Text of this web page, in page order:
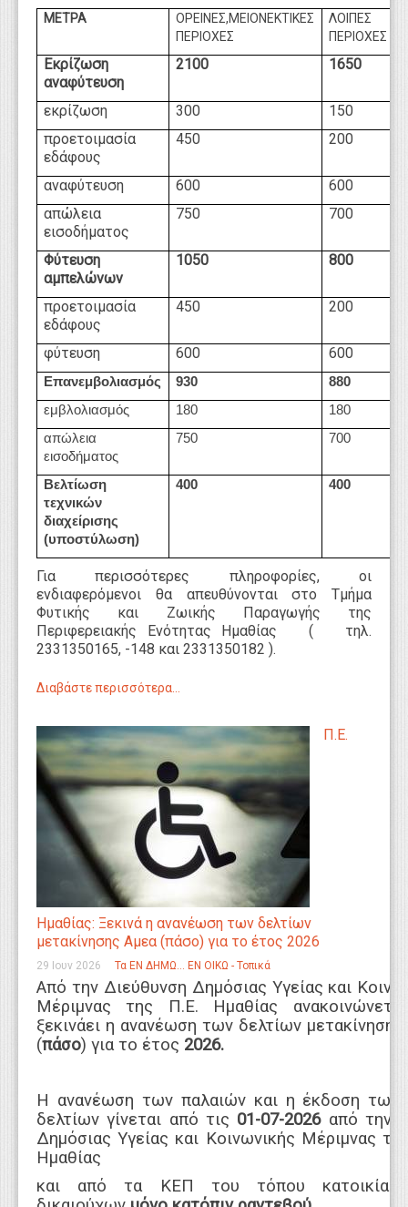
ΜΕΤΡΑ
ΟΡΕΙΝΕΣ,ΜΕΙΟΝΕΚΤΙΚΕΣ
ΠΕΡΙΟΧΕΣ
ΛΟΙΠΕΣ
ΠΕΡΙΟΧΕΣ
Εκρίζωση
αναφύτευση
2100 1650
εκρίζωση 300
150
προετοιμασία
εδάφους
450 200
αναφύτευση 600
600
απώλεια
εισοδήματος
750 700
Φύτευση
αμπελώνων
1050 800
προετοιμασία
εδάφους
450 200
φύτευση 600 600
Επανεμβολιασμός 930
880
εμβλολιασμός
180
180
απώλεια
εισοδήματος
750 700
Βελτίωση
τεχνικών
διαχείρισης
(υποστύλωση)
400 400
Για περισσότερες πληροφορίες, οι
ενδιαφερόμενοι θα απευθύνονται στο Τμήμα
Φυτικής και Ζωικής Παραγωγής της
Περιφερειακής Ενότητας Ημαθίας ( τηλ.
2331350165, -148 και 2331350182 ).
Διαβάστε περισσότερα...
Π.Ε.
Ημαθίας: Ξεκινά η ανανέωση των δελτίων
μετακίνησης Αμεα (πάσο) για το έτος 2026
29 Ιουν 2026 Τα ΕΝ ΔΗΜΩ... ΕΝ ΟΙΚΩ - Τοπικά
Από την Διεύθυνση Δημόσιας Υγείας και
Μέριμνας της Π.Ε. Ημαθίας
ξεκινάει η ανανέωση των δελτίων
(πάσο) για το έτος 2026.
Η ανανέωση των παλαιών και η έκδοση των
δελτίων γίνεται από τις 01-07-2026από την
Δημόσιας Υγείας και Κοινωνικής Μέριμνας
Ημαθίας
και από τα ΚΕΠ του τόπου